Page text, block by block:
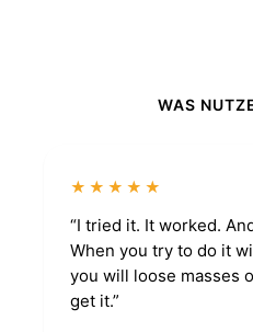
WAS
★★★★★
“I tried it. It worked.
When you try to do it
you will loose masses
get it.”